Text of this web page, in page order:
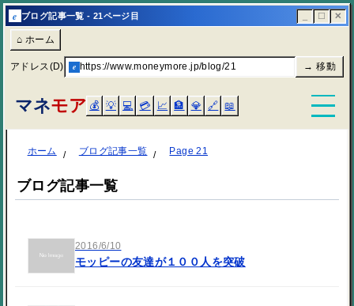
e ブログ記事一覧 - 21ページ目 ☐ ✕
⌂ ホーム
アドレス(D) e https://www.moneymore.jp/blog/21 → 移動
マネモア 💰 💡 💻 💳 📈 🏦 💎 🔗 📖
ホーム ブログ記事一覧 Page 21
ブログ記事一覧
2016/6/10
モッピーの友達が１００人を突破